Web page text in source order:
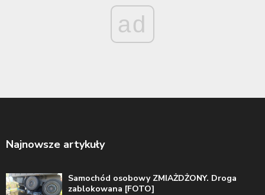
ad
Najnowsze artykuły
Samochód osobowy ZMIAŻDŻONY. Droga
zablokowana [FOTO]